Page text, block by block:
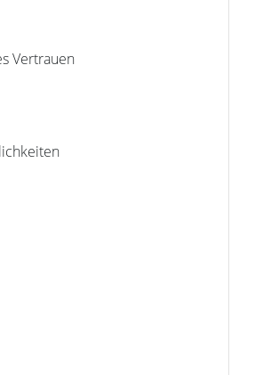
Vertrauen